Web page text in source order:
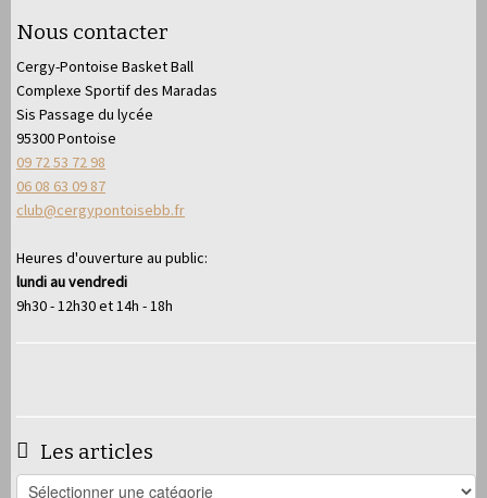
Nous contacter
Cergy-Pontoise Basket Ball
Complexe Sportif des Maradas
Sis Passage du lycée
95300 Pontoise
09 72 53 72 98
06 08 63 09 87
club@cergypontoisebb.fr
Heures d'ouverture au public:
lundi au vendredi
9h30 - 12h30 et 14h - 18h
Les articles
Les